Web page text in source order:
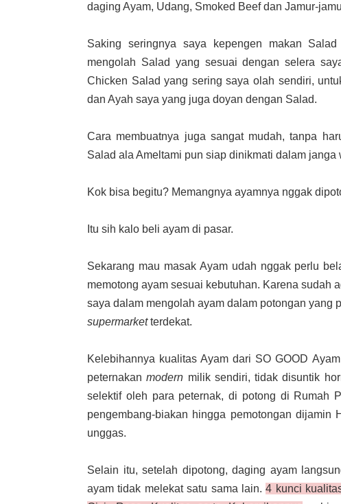
daging Ayam, Udang, Smoked Beef dan Jamur-
Saking seringnya saya kepengen makan
mengolah Salad yang sesuai dengan selera
Chicken Salad yang sering saya olah sendiri,
dan Ayah saya yang juga doyan dengan Salad.
Cara membuatnya juga sangat mudah, tanpa
Salad ala Ameltami pun siap dinikmati dalam janga
Kok bisa begitu? Memangnya ayamnya nggak
Itu sih kalo beli ayam di pasar.
Sekarang mau masak Ayam udah nggak perlu
memotong ayam sesuai kebutuhan. Karena sudah
saya dalam mengolah ayam dalam potongan yang
supermarketterdekat.
Kelebihannya kualitas Ayam dari SO GOOD
peternakan modern milik sendiri, tidak disuntik
selektif oleh para peternak, di potong di Rumah
pengembang-biakan hingga pemotongan
unggas.
Selain itu, setelah dipotong, daging ayam
ayam tidak melekat satu sama lain.4 kunci